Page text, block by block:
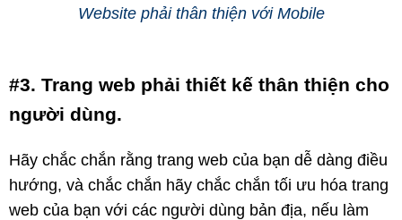
Website phải thân thiện với Mobile
#3. Trang web phải thiết kế thân thiện cho
người dùng.
Hãy chắc chắn rằng trang web của bạn dễ dàng điều
hướng, và chắc chắn hãy chắc chắn tối ưu hóa trang
web của bạn với các người dùng bản địa, nếu làm